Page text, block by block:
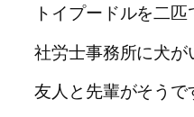
トイプードルを二匹
社労士事務所に犬
友人と先輩がそうで